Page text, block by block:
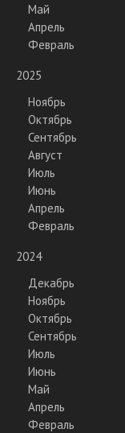
Май
Апрель
Февраль
2025
Ноябрь
Октябрь
Сентябрь
Август
Июль
Июнь
Апрель
Февраль
2024
Декабрь
Ноябрь
Октябрь
Сентябрь
Июль
Июнь
Май
Апрель
Февраль